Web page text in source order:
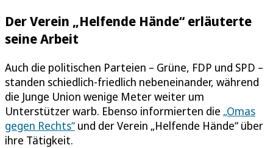
Der Verein „Helfende Hände“ erläuterte
seine Arbeit
Auch die politischen Parteien – Grüne, FDP und SPD –
standen schiedlich-friedlich nebeneinander, während
die Junge Union wenige Meter weiter um
Unterstützer warb. Ebenso informierten die „Omas
gegen Rechts“ und der Verein „Helfende Hände“ über
ihre Tätigkeit.